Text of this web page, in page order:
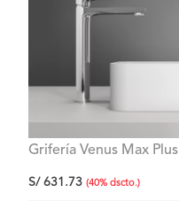
Grifería Venus Max Plus
S/631.73 (40% dscto.)